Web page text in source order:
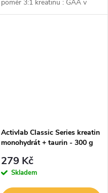
poměr 3:1 kreatinu : GAA v
produktu MY LEAN CREATINE
Activlab Classic Series kreatin
monohydrát + taurin - 300 g
279 Kč
Skladem